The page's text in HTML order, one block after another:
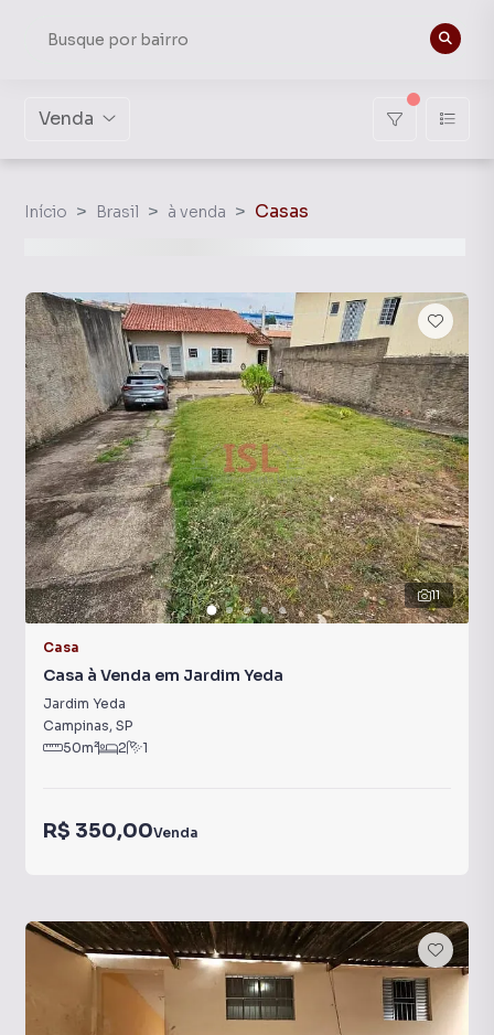
Venda
Início Brasil à venda Casas
11
Casa
Casa à Venda em Jardim Yeda
Jardim Yeda
Campinas, SP
50m² 2 1
R$ 350,00Venda